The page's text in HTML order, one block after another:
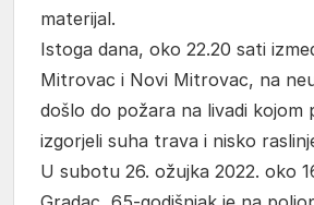
materijal.
Istoga dana, oko 22.20 sati
Mitrovac i Novi Mitrovac, na
došlo do požara na livadi kojom
izgorjeli suha trava i nisko
U subotu 26. ožujka 2022. oko